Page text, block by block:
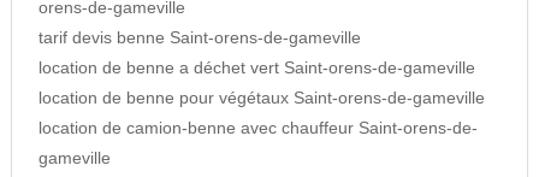
orens-de-gameville
tarif devis benne Saint-orens-de-gameville
location de benne a déchet vert Saint-orens-de-gameville
location de benne pour végétaux Saint-orens-de-gameville
location de camion-benne avec chauffeur Saint-orens-de-
gameville